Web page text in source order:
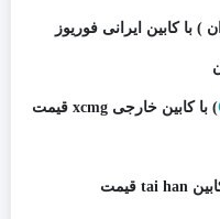
) با کابین ایرانی فوریوز
) با کابین خارجی xcmg قیمت
موتور کوبوتا ژاپنی (kubota) با کابین tai han قیمت